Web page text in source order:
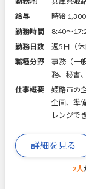
給与
時給
勤務時間
8:40～
勤務日数
週5日（休
職種分野
事務（一
務、秘書
仕事概要
姫路市の
企画、準
レンジで
詳細を見る
2人